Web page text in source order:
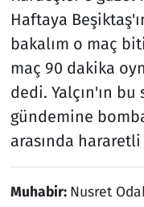
Haftaya
bakalım o maç
maç 90 dakika
dedi. Yalçın'ın
gündemine
arasında
Muhabir: Nusret